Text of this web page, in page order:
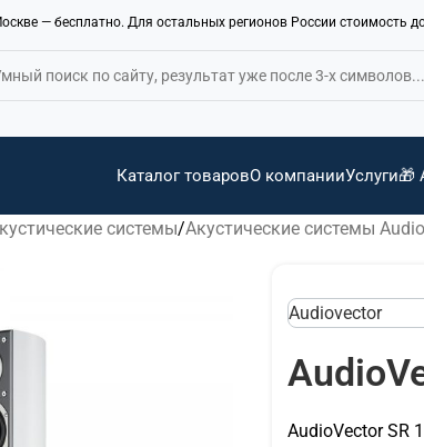
— бесплатно. Для остальных регионов России стоимость
Каталог товаровО компанииУслуги🎁
системы Акустические системы
Audiovector
AudioVector SR